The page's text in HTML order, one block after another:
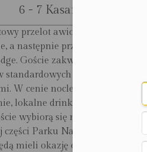
6 - 7 Kasane
przelot awionetką z Savute
a następnie przejazd do Chobe
Goście zakwaterowani
standardowych pokojach z
W cenie noclegu pełne
lokalne drinki i pranie. Tym
wybiorą się na safari w
części Parku Narodowego
mieli okazję odbyć rejs po